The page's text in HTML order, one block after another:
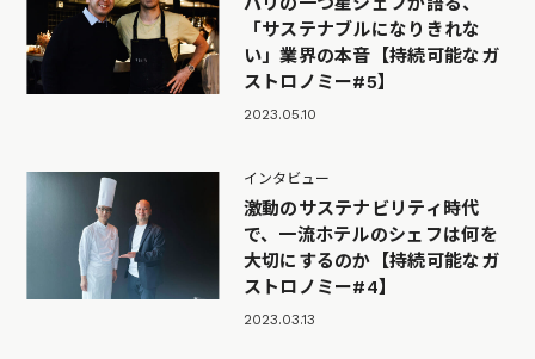
「サステナブルになりきれな
い」業界の本音【持続可能なガ
ストロノミー#5】
2023.05.10
インタビュー
激動のサステナビリティ時代
で、一流ホテルのシェフは何を
大切にするのか【持続可能なガ
ストロノミー#4】
2023.03.13